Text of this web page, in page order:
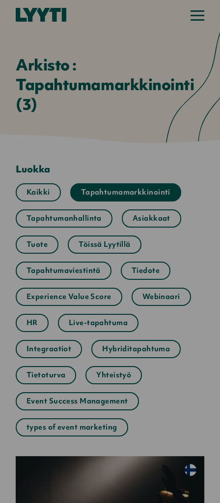
Arkisto :
Tapahtumamarkkinointi
(3)
Luokka
Kaikki Tapahtumamarkkinointi
Tapahtumanhallinta Asiakkaat
Tuote Töissä Lyytillä
Tapahtumaviestintä Tiedote
Experience Value Score Webinaari
HR Live-tapahtuma
Integraatiot Hybriditapahtuma
Tietoturva Yhteistyö
Event Success Management
types of event marketing